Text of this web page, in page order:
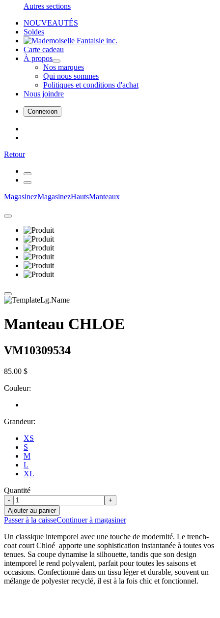
Autres sections
NOUVEAUTÉS
Soldes
Carte cadeau
À propos
Nos marques
Qui nous sommes
Politiques et conditions d'achat
Nous joindre
Connexion
Retour
MagasinezMagasinezHautsManteaux
Manteau CHLOE
VM10309534
85.00 $
Couleur:
Grandeur:
XS
S
M
L
XL
Quantité
-
+
Ajouter au panier
Passer à la caisseContinuer à magasiner
Un classique intemporel avec une touche de modernité. Le trench-
coat court Chloé apporte une sophistication instantanée à toutes vos
tenues. Sa coupe dynamise la silhouette, tandis que son design
intemporel le rend polyvalent, parfait pour toutes les saisons et
occasions. Confectionné dans un tissu léger et durable, souvent un
mélange de polyester recyclé, il est à la fois chic et fonctionnel.